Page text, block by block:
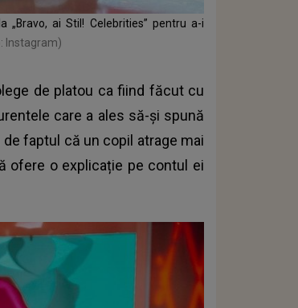
ai Stil! Celebrities” pentru a-i
Instagram)
de platou ca fiind făcut cu
care a ales să-și spună
faptul că un copil atrage mai
ofere o explicație pe contul ei